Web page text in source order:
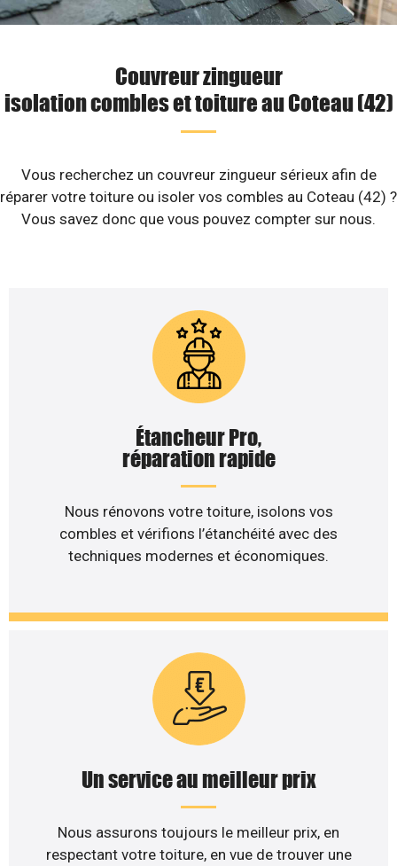
Couvreur zingueur
isolation combles et toiture au Coteau (42)
Vous recherchez un couvreur zingueur sérieux afin de
réparer votre toiture ou isoler vos combles au Coteau (42) ?
Vous savez donc que vous pouvez compter sur nous.
Étancheur Pro,
réparation rapide
Nous rénovons votre toiture, isolons vos
combles et vérifions l’étanchéité avec des
techniques modernes et économiques.
Un service au meilleur prix
Nous assurons toujours le meilleur prix, en
respectant votre toiture, en vue de trouver une